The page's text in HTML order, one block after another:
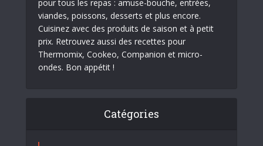
pour tous les repas : amuse-bouche, entrées,
viandes, poissons, desserts et plus encore.
Cuisinez avec des produits de saison et à petit
prix. Retrouvez aussi des recettes pour
Thermomix, Cookeo, Companion et micro-
ondes. Bon appétit !
Catégories